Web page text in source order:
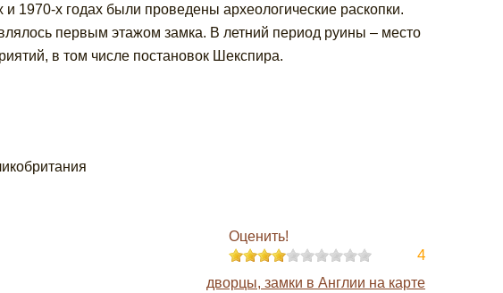
1970-х годах были проведены археологические раскопки.
первым этажом замка. В летний период руины – место
в том числе постановок Шекспира.
Оценить!
4
дворцы, замки в Англии на карте